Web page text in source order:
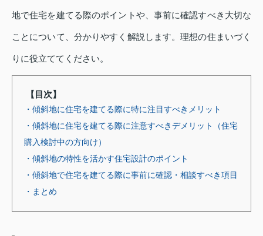
地で住宅を建てる際のポイントや、事前に確認すべき大切な
ことについて、分かりやすく解説します。理想の住まいづく
りに役立ててください。
【目次】
・傾斜地に住宅を建てる際に特に注目すべきメリット
・傾斜地に住宅を建てる際に注意すべきデメリット（住宅
購入検討中の方向け）
・傾斜地の特性を活かす住宅設計のポイント
・傾斜地で住宅を建てる際に事前に確認・相談すべき項目
・まとめ